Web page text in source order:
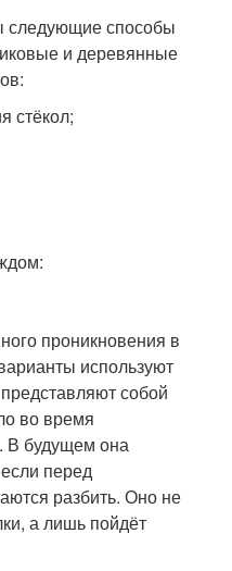
следующие способы
и деревянные
стёкол;
проникновения в
используют
собой
во время
В будущем она
перед
разбить. Оно не
а лишь пойдёт